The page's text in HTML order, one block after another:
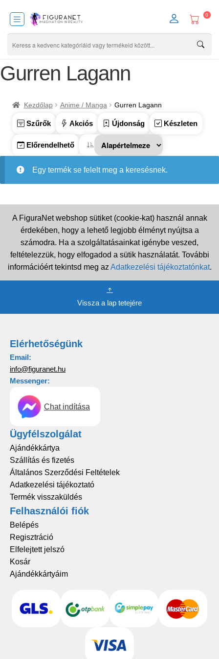
0
Gurren Lagann
Kezdőlap Anime / Manga Gurren Lagann
Szűrők Akciós Újdonság Készleten
Előrendelhető
Egy termék se felelt meg a keresésnek.
A FiguraNet webshop sütiket (cookie-kat) használ annak
érdekében, hogy a lehető legjobb élményt nyújtsa a
számodra. Ha a szolgáltatásainkat igénybe veszed,
feltételezzük, hogy elfogadod a sütik használatát. További
információért tekintsd meg az Adatkezelési tájékoztatónkat.
Vissza a lap tetejére
Elérhetőségünk
Email:
info@figuranet.hu
Messenger:
Chat indítása
Ügyfélszolgálat
Ajándékkártya
Szállítás és fizetés
Általános Szerződési Feltételek
Adatkezelési tájékoztató
Termék visszaküldés
Felhasználói fiók
Belépés
Regisztráció
Elfelejtett jelszó
Kosár
Ajándékkártyáim